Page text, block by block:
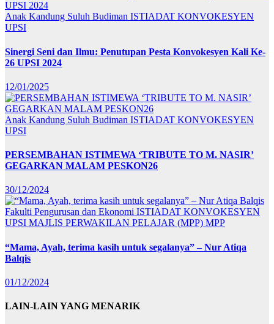
Anak Kandung Suluh Budiman ISTIADAT KONVOKESYEN
UPSI
Sinergi Seni dan Ilmu: Penutupan Pesta Konvokesyen Kali Ke-
26 UPSI 2024
12/01/2025
Anak Kandung Suluh Budiman ISTIADAT KONVOKESYEN
UPSI
PERSEMBAHAN ISTIMEWA ‘TRIBUTE TO M. NASIR’
GEGARKAN MALAM PESKON26
30/12/2024
Fakulti Pengurusan dan Ekonomi ISTIADAT KONVOKESYEN
UPSI MAJLIS PERWAKILAN PELAJAR (MPP) MPP
“Mama, Ayah, terima kasih untuk segalanya” – Nur Atiqa
Balqis
01/12/2024
LAIN-LAIN YANG MENARIK